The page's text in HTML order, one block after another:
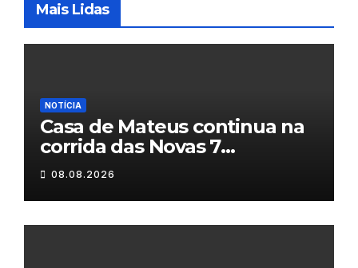
Mais Lidas
NOTÍCIA
Casa de Mateus continua na
corrida das Novas 7
Maravilhas de Portugal
08.08.2026